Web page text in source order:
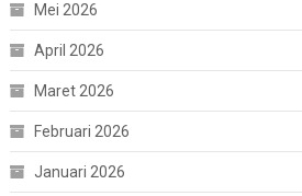
Mei 2026
April 2026
Maret 2026
Februari 2026
Januari 2026